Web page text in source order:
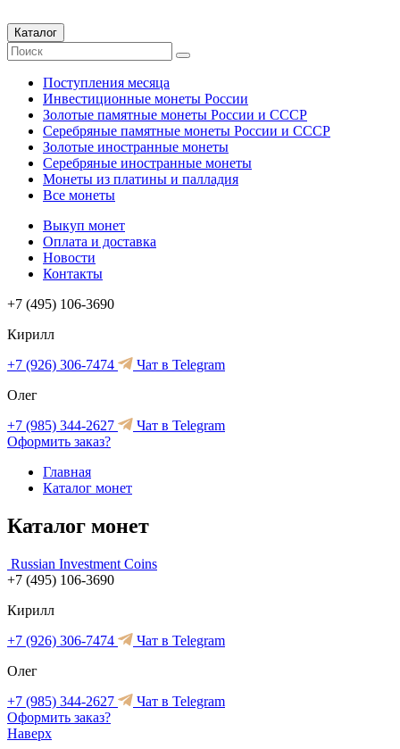
Каталог
Поступления месяца
Инвестиционные монеты России
Золотые памятные монеты России и СССР
Серебряные памятные монеты России и СССР
Золотые иностранные монеты
Серебряные иностранные монеты
Монеты из платины и палладия
Все монеты
Выкуп монет
Оплата и доставка
Новости
Контакты
+7 (495) 106-3690
Кирилл
+7 (926) 306-7474
Чат в Telegram
Олег
+7 (985) 344-2627
Чат в Telegram
Оформить заказ?
Главная
Каталог монет
Каталог монет
Russian Investment Coins
+7 (495) 106-3690
Кирилл
+7 (926) 306-7474
Чат в Telegram
Олег
+7 (985) 344-2627
Чат в Telegram
Оформить заказ?
Наверх